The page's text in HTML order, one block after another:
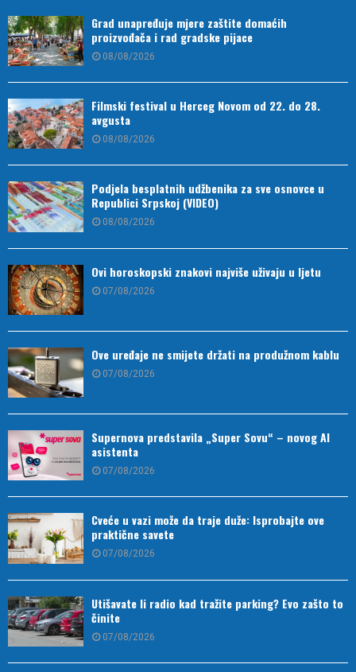
Grad unapređuje mjere zaštite domaćih
proizvođača i rad gradske pijace
08/08/2026
Filmski festival u Herceg Novom od 22. do 28.
avgusta
08/08/2026
Podjela besplatnih udžbenika za sve osnovce u
Republici Srpskoj (VIDEO)
08/08/2026
Ovi horoskopski znakovi najviše uživaju u ljetu
07/08/2026
Ove uređaje ne smijete držati na produžnom kablu
07/08/2026
Supernova predstavila „Super Sovu“ – novog AI
asistenta
07/08/2026
Cveće u vazi može da traje duže: Isprobajte ove
praktične savete
07/08/2026
Utišavate li radio kad tražite parking? Evo zašto to
činite
07/08/2026